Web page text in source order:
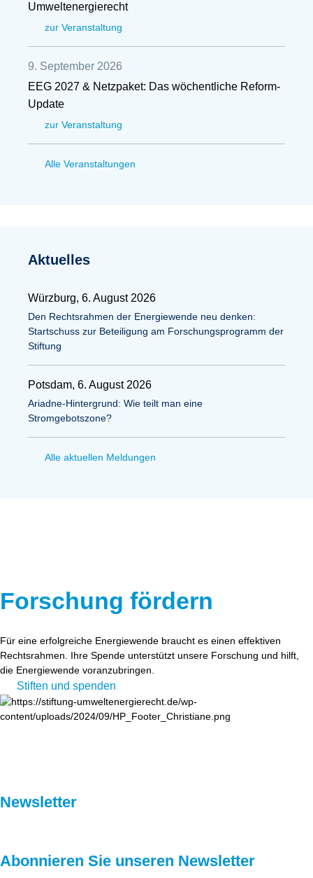
Umweltenergierecht
zur Veranstaltung
9. September 2026
EEG 2027 & Netzpaket: Das wöchentliche Reform-
Update
zur Veranstaltung
Alle Veranstaltungen
Aktuelles
Würzburg, 6. August 2026
Den Rechtsrahmen der Energiewende neu denken:
Startschuss zur Beteiligung am Forschungsprogramm der
Stiftung
Potsdam, 6. August 2026
Ariadne-Hintergrund: Wie teilt man eine
Stromgebotszone?
Alle aktuellen Meldungen
Forschung fördern
Für eine erfolgreiche Energiewende braucht es einen effektiven
Rechtsrahmen. Ihre Spende unterstützt unsere Forschung und hilft,
die Energiewende voranzubringen.
Stiften und spenden
Newsletter
Abonnieren Sie unseren Newsletter